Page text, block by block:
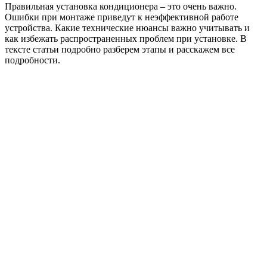
Правильная установка кондиционера – это очень важно.
Ошибки при монтаже приведут к неэффективной работе
устройства. Какие технические нюансы важно учитывать и
как избежать распространенных проблем при установке. В
тексте статьи подробно разберем этапы и расскажем все
подробности.